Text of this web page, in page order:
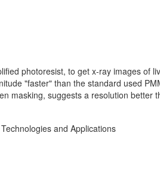
photoresist, to get x-ray images of
"faster" than the standard used
masking, suggests a resolution better
and Applications